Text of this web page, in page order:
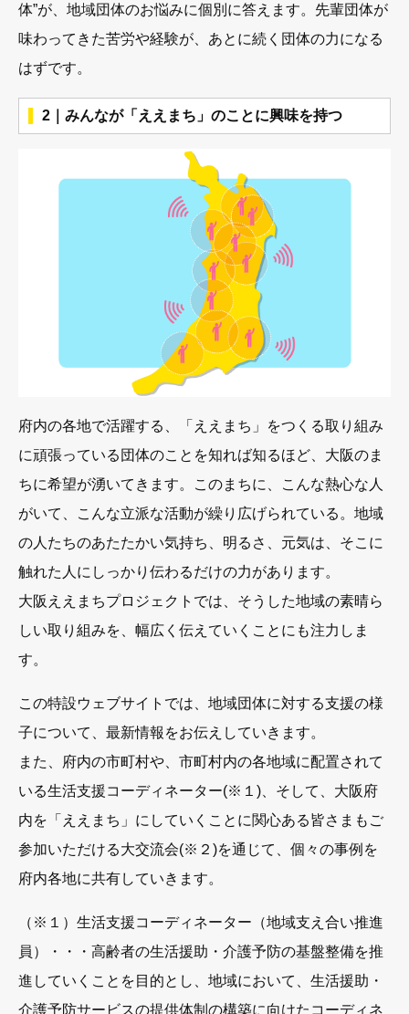
体”が、地域団体のお悩みに個別に答えます。先輩団体が
味わってきた苦労や経験が、あとに続く団体の力になる
はずです。
2｜みんなが「ええまち」のことに興味を持つ
府内の各地で活躍する、「ええまち」をつくる取り組み
に頑張っている団体のことを知れば知るほど、大阪のま
ちに希望が湧いてきます。このまちに、こんな熱心な人
がいて、こんな立派な活動が繰り広げられている。地域
の人たちのあたたかい気持ち、明るさ、元気は、そこに
触れた人にしっかり伝わるだけの力があります。
大阪ええまちプロジェクトでは、そうした地域の素晴ら
しい取り組みを、幅広く伝えていくことにも注力しま
す。
この特設ウェブサイトでは、地域団体に対する支援の様
子について、最新情報をお伝えしていきます。
また、府内の市町村や、市町村内の各地域に配置されて
いる生活支援コーディネーター(※１)、そして、大阪府
内を「ええまち」にしていくことに関心ある皆さまもご
参加いただける大交流会(※２)を通じて、個々の事例を
府内各地に共有していきます。
（※１）生活支援コーディネーター（地域支え合い推進
員）・・・高齢者の生活援助・介護予防の基盤整備を推
進していくことを目的とし、地域において、生活援助・
介護予防サービスの提供体制の構築に向けたコーディネ